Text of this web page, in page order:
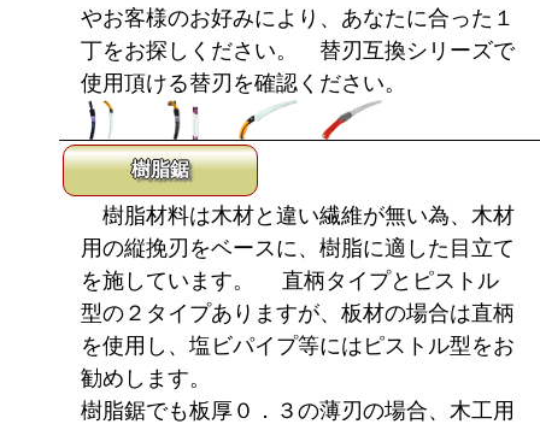
やお客様のお好みにより、あなたに合った１
丁をお探しください。 替刃互換シリーズで
使用頂ける替刃を確認ください。
樹脂鋸
樹脂材料は木材と違い繊維が無い為、木材
用の縦挽刃をベースに、樹脂に適した目立て
を施しています。 直柄タイプとピストル
型の２タイプありますが、板材の場合は直柄
を使用し、塩ビパイプ等にはピストル型をお
勧めします。
樹脂鋸でも板厚０．３の薄刃の場合、木工用